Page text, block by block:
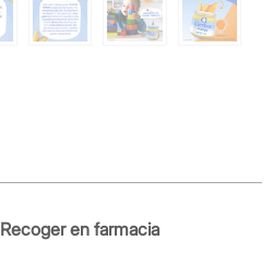
Recoger en farmacia